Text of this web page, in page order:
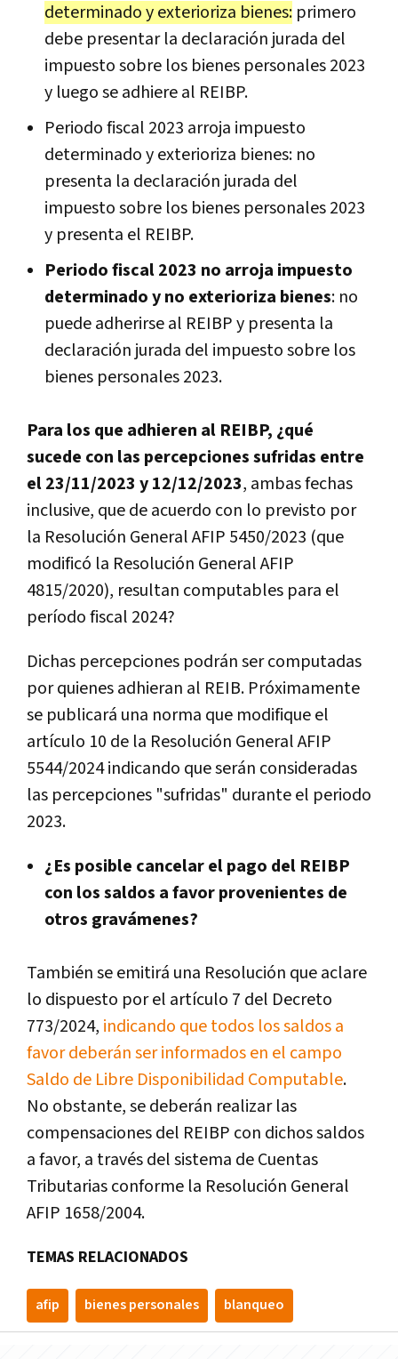
determinado y exterioriza bienes: primero
debe presentar la declaración jurada del
impuesto sobre los bienes personales 2023
y luego se adhiere al REIBP.
Periodo fiscal 2023 arroja impuesto
determinado y exterioriza bienes: no
presenta la declaración jurada del
impuesto sobre los bienes personales 2023
y presenta el REIBP.
Periodo fiscal 2023 no arroja impuesto
determinado y no exterioriza bienes: no
puede adherirse al REIBP y presenta la
declaración jurada del impuesto sobre los
bienes personales 2023.
Para los que adhieren al REIBP, ¿qué
sucede con las percepciones sufridas entre
el 23/11/2023 y 12/12/2023, ambas fechas
inclusive, que de acuerdo con lo previsto por
la Resolución General AFIP 5450/2023 (que
modificó la Resolución General AFIP
4815/2020), resultan computables para el
período fiscal 2024?
Dichas percepciones podrán ser computadas
por quienes adhieran al REIB. Próximamente
se publicará una norma que modifique el
artículo 10 de la Resolución General AFIP
5544/2024 indicando que serán consideradas
las percepciones "sufridas" durante el periodo
2023.
¿Es posible cancelar el pago del REIBP
con los saldos a favor provenientes de
otros gravámenes?
También se emitirá una Resolución que aclare
lo dispuesto por el artículo 7 del Decreto
773/2024, indicando que todos los saldos a
favor deberán ser informados en el campo
Saldo de Libre Disponibilidad Computable.
No obstante, se deberán realizar las
compensaciones del REIBP con dichos saldos
a favor, a través del sistema de Cuentas
Tributarias conforme la Resolución General
AFIP 1658/2004.
TEMAS RELACIONADOS
afip bienes personales blanqueo